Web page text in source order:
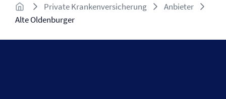
Private Kranken­versicherung
Anbieter
Alte Oldenburger